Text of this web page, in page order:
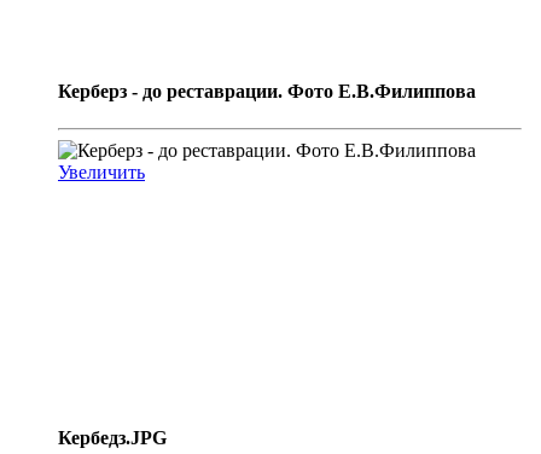
Керберз - до реставрации. Фото Е.В.Филиппова
Увеличить
Кербедз.JPG